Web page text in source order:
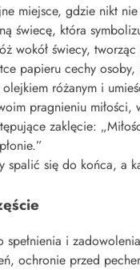
miejsce, gdzie nikt
świecę, która
wokół świecy,
papieru cechy
różanym i
pragnieniu
zaklęcie:
spalić się do końca, a
spełnienia i
ochronie przed